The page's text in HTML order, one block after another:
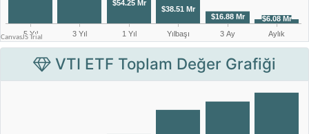
VTI ETF Toplam Değer Grafiği